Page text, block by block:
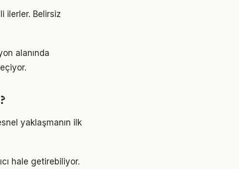
ilerler. Belirsiz
alanında
yaklaşmanın ilk
hale getirebiliyor.